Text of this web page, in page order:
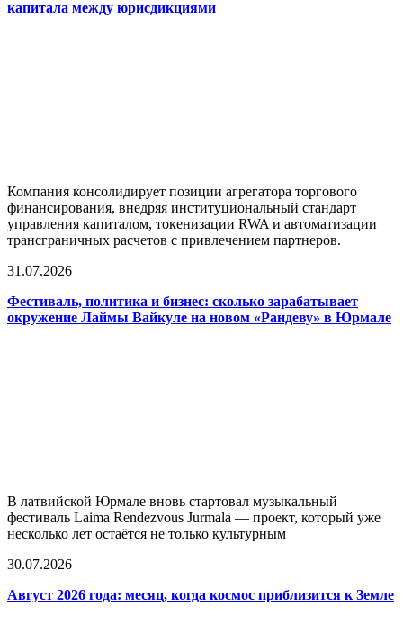
капитала между юрисдикциями
Компания консолидирует позиции агрегатора торгового
финансирования, внедряя институциональный стандарт
управления капиталом, токенизации RWA и автоматизации
трансграничных расчетов с привлечением партнеров.
31.07.2026
Фестиваль, политика и бизнес: сколько зарабатывает
окружение Лаймы Вайкуле на новом «Рандеву» в Юрмале
В латвийской Юрмале вновь стартовал музыкальный
фестиваль Laima Rendezvous Jurmala — проект, который уже
несколько лет остаётся не только культурным
30.07.2026
Август 2026 года: месяц, когда космос приблизится к Земле